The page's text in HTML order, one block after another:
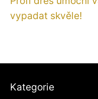
vypadat skvěle!
Kategorie